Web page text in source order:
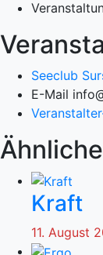
Seeclub
E-Mail
Kraft
11. August